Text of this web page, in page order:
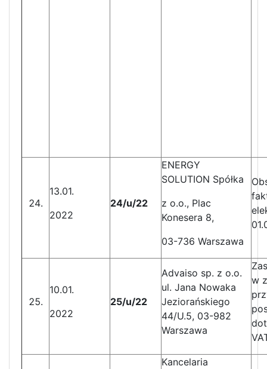
13.01.
2022
24/u/22
ENERGY
SOLUTION Spółka
z o.o., Plac
Konesera 8,
03-736 Warszawa
10.01.
2022
25/u/22
Advaiso sp. z o.o.
ul. Jana Nowaka
Jeziorańskiego
44/U.5, 03-982
Warszawa
w
Kancelaria